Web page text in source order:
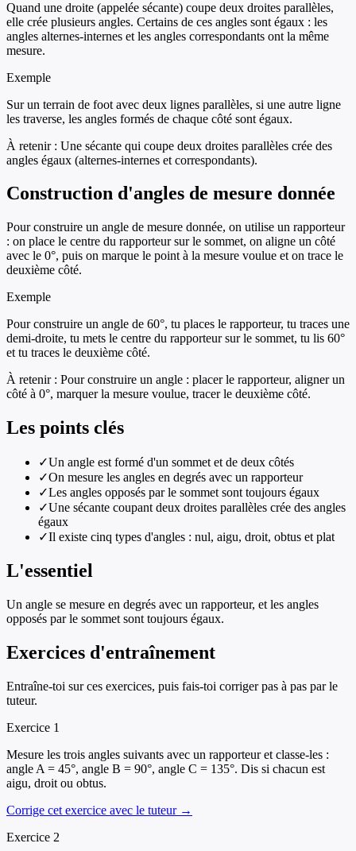
Quand une droite (appelée sécante) coupe deux droites parallèles,
elle crée plusieurs angles. Certains de ces angles sont égaux : les
angles alternes-internes et les angles correspondants ont la même
mesure.
Exemple
Sur un terrain de foot avec deux lignes parallèles, si une autre ligne
les traverse, les angles formés de chaque côté sont égaux.
À retenir : Une sécante qui coupe deux droites parallèles crée des
angles égaux (alternes-internes et correspondants).
Construction d'angles de mesure donnée
Pour construire un angle de mesure donnée, on utilise un rapporteur
: on place le centre du rapporteur sur le sommet, on aligne un côté
avec le 0°, puis on marque le point à la mesure voulue et on trace le
deuxième côté.
Exemple
Pour construire un angle de 60°, tu places le rapporteur, tu traces une
demi-droite, tu mets le centre du rapporteur sur le sommet, tu lis 60°
et tu traces le deuxième côté.
À retenir : Pour construire un angle : placer le rapporteur, aligner un
côté à 0°, marquer la mesure voulue, tracer le deuxième côté.
Les points clés
✓Un angle est formé d'un sommet et de deux côtés
✓On mesure les angles en degrés avec un rapporteur
✓Les angles opposés par le sommet sont toujours égaux
✓Une sécante coupant deux droites parallèles crée des angles
égaux
✓Il existe cinq types d'angles : nul, aigu, droit, obtus et plat
L'essentiel
Un angle se mesure en degrés avec un rapporteur, et les angles
opposés par le sommet sont toujours égaux.
Exercices d'entraînement
Entraîne-toi sur ces exercices, puis fais-toi corriger pas à pas par le
tuteur.
Exercice 1
Mesure les trois angles suivants avec un rapporteur et classe-les :
angle A = 45°, angle B = 90°, angle C = 135°. Dis si chacun est
aigu, droit ou obtus.
Corrige cet exercice avec le tuteur →
Exercice 2